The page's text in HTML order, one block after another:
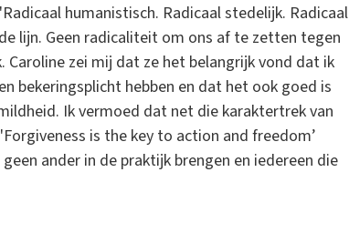
humanistisch. Radicaal stedelijk. Radicaal
lijn. Geen radicaliteit om ons af te zetten tegen
zei mij dat ze het belangrijk vond dat ik
bekeringsplicht hebben en dat het ook goed is
Ik vermoed dat net die karaktertrek van
is the key to action and freedom’
ander in de praktijk brengen en iedereen die